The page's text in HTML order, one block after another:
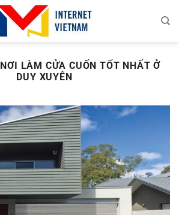
NƠI LÀM CỬA CUỐN TỐT NHẤT Ở
DUY XUYÊN